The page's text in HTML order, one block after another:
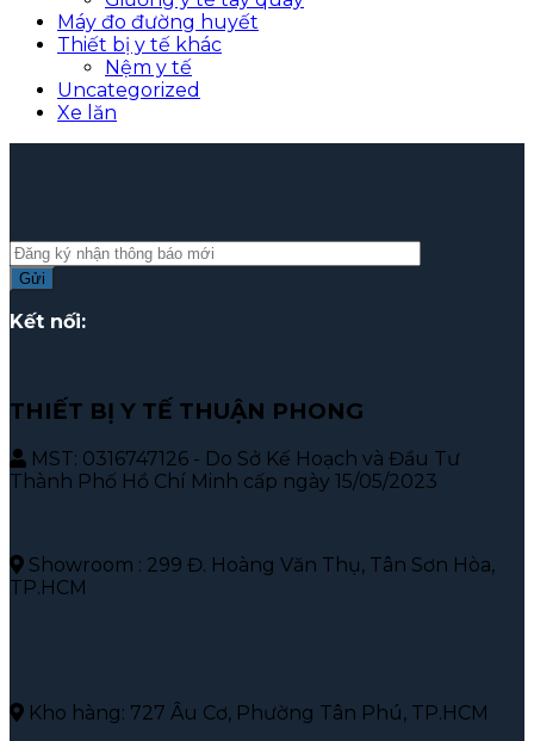
Máy đo đường huyết
Thiết bị y tế khác
Nệm y tế
Uncategorized
Xe lăn
Kết nối:
THIẾT BỊ Y TẾ THUẬN PHONG
MST: 0316747126 - Do Sở Kế Hoạch và Đầu Tư
Thành Phố Hồ Chí Minh cấp ngày 15/05/2023
Showroom : 299 Đ. Hoàng Văn Thụ, Tân Sơn Hòa,
TP.HCM
Kho hàng: 727 Âu Cơ, Phường Tân Phú, TP.HCM